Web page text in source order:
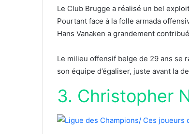
Le Club Brugge a réalisé un bel
Pourtant face à la folle armada
Hans Vanaken a grandement
Le milieu offensif belge de 29 ans se
son équipe d’égaliser, juste avant la
3. Christopher